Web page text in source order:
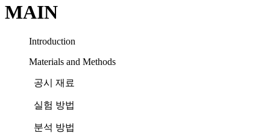
MAIN
Introduction
Materials and Methods
공시 재료
실험 방법
분석 방법